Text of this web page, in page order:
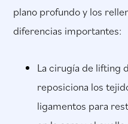
plano profundo y los
diferencias importantes:
La cirugía de lifting
reposiciona los
ligamentos para